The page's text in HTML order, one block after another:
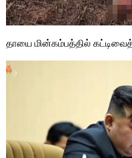
தாயை மின்கம்பத்தில்